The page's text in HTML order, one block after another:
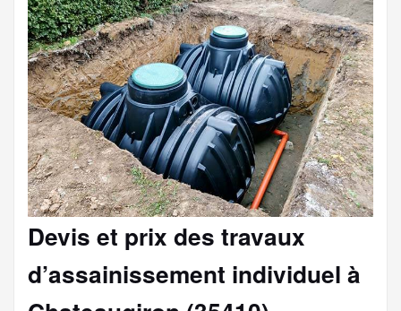
Devis et prix des travaux
d’assainissement individuel à